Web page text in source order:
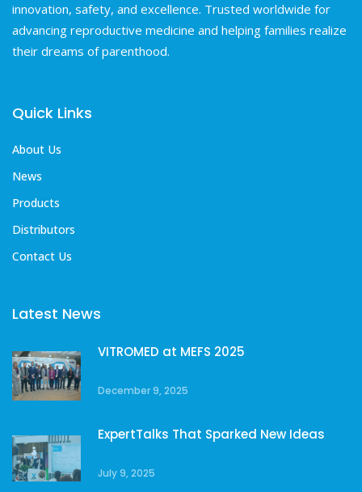
innovation, safety, and excellence. Trusted worldwide for
advancing reproductive medicine and helping families realize
their dreams of parenthood.
Quick Links
About Us
News
Products
Distributors
Contact Us
Latest News
VITROMED at MEFS 2025
December 9, 2025
ExpertTalks That Sparked New Ideas
July 9, 2025